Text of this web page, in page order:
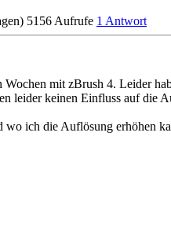
5156 Aufrufe 1 Antwort
Wochen mit zBrush 4. Leider
leider keinen Einfluss auf die
wo ich die Auflösung erhöhen